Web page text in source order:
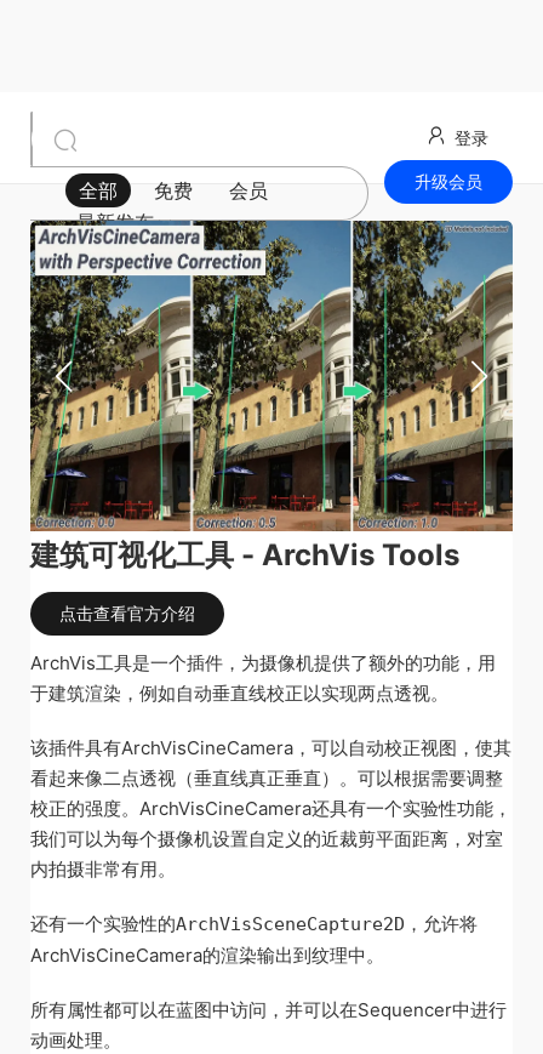
全部 免费
会员
最新发布
登录
升级会员
建筑可视化工具 - ArchVis Tools
点击查看官方介绍
ArchVis工具是一个插件，为摄像机提供了额外的功能，用
于建筑渲染，例如自动垂直线校正以实现两点透视。
该插件具有ArchVisCineCamera，可以自动校正视图，使其
看起来像二点透视（垂直线真正垂直）。可以根据需要调整
校正的强度。ArchVisCineCamera还具有一个实验性功能，
我们可以为每个摄像机设置自定义的近裁剪平面距离，对室
内拍摄非常有用。
还有一个实验性的ArchVisSceneCapture2D ，允许将
ArchVisCineCamera的渲染输出到纹理中。
所有属性都可以在蓝图中访问，并可以在Sequencer中进行
动画处理。